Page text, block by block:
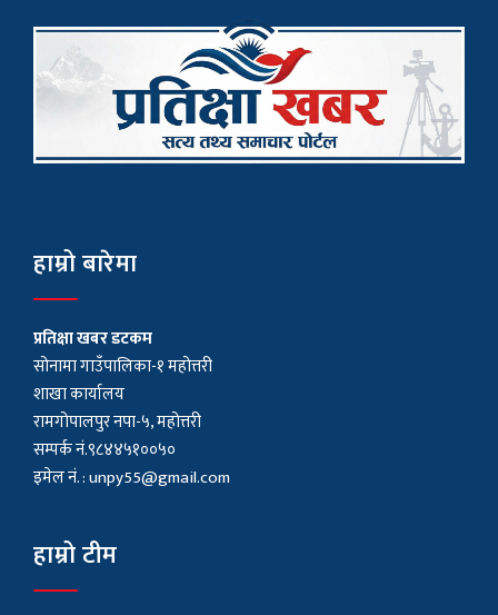
हाम्रो बारेमा
प्रतिक्षा खबर डटकम
सोनामा गाउँपालिका-१ महोत्तरी
शाखा कार्यालय
रामगोपालपुर नपा-५, महोत्तरी
सम्पर्क नं.९८४४५१००५०
इमेल नं. :unpy55@gmail.com
हाम्रो टीम